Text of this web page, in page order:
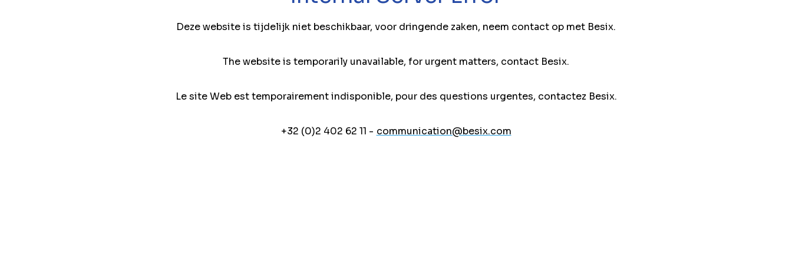
Deze website is tijdelijk niet beschikbaar, voor dringende zaken, neem contact op met Besix.
The website is temporarily unavailable, for urgent matters, contact Besix.
Le site Web est temporairement indisponible, pour des questions urgentes, contactez Besix.
+32 (0)2 402 62 11 - communication@besix.com